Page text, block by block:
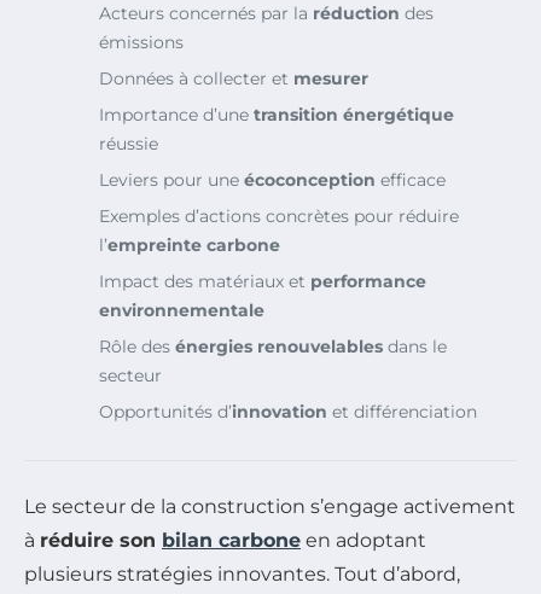
Acteurs concernés par la réduction des
émissions
Données à collecter et mesurer
Importance d’une transition énergétique
réussie
Leviers pour une écoconception efficace
Exemples d’actions concrètes pour réduire
l’empreinte carbone
Impact des matériaux et performance
environnementale
Rôle des énergies renouvelables dans le
secteur
Opportunités d’innovation et différenciation
Le secteur de la construction s’engage activement
à réduire son bilan carbone en adoptant
plusieurs stratégies innovantes. Tout d’abord,